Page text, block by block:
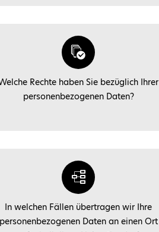
Rechte haben Sie bezüglich Ihrer
personenbezogenen Daten?
In welchen Fällen übertragen wir Ihre
personenbezogenen Daten an einen Ort